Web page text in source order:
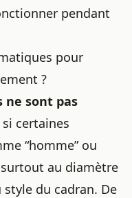
pendant
pour
?
ne sont pas
certaines
“homme” ou
au diamètre
style du cadran. De